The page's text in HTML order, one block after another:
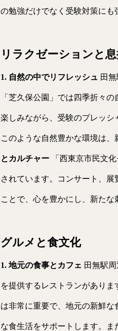
の勉強だけでなく受験対策にも
リラクゼーションと
1. 自然の中でリフレッシュ 田
「芝久保公園」では四季折々
楽しみながら、受験のプレッシ
このような自然豊かな環境は
とカルチャー 「西東京市民文
されています。コンサート、
ことで、心を豊かにし、新たな
グルメと食文化
1. 地元の食事とカフェ 田無駅
を提供するレストランがあり
は非常に重要で、地元の新鮮
な食生活をサポートします。